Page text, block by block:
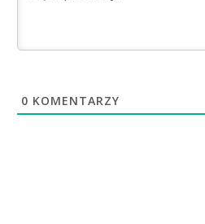
0 KOMENTARZY